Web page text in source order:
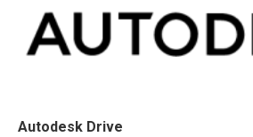
Autodesk Drive